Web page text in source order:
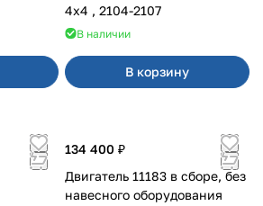
4x4 , 2104-2107
В наличии
В корзину
134 400 ₽
Двигатель 11183 в сборе, без
навесного оборудования